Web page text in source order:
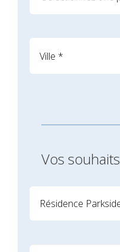
Vos souhaits